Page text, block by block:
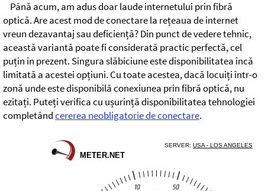
Până acum, am adus doar laude internetului prin fibră
optică. Are acest mod de conectare la rețeaua de internet
vreun dezavantaj sau deficiență? Din punct de vedere tehnic,
această variantă poate fi considerată practic perfectă, cel
puțin în prezent. Singura slăbiciune este disponibilitatea încă
limitată a acestei opțiuni. Cu toate acestea, dacă locuiți într-o
zonă unde este disponibilă conexiunea prin fibră optică, nu
ezitați. Puteți verifica cu ușurință disponibilitatea tehnologiei
completândcererea neobligatorie de conectare.